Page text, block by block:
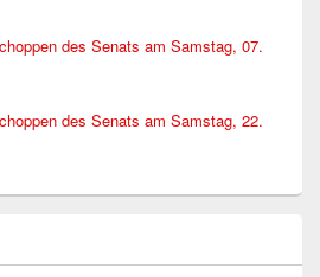
des Senats am Samstag, 07.
des Senats am Samstag, 22.